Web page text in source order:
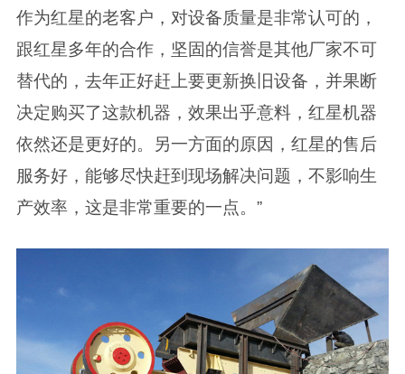
作为红星的老客户，对设备质量是非常认可的，
跟红星多年的合作，坚固的信誉是其他厂家不可
替代的，去年正好赶上要更新换旧设备，并果断
决定购买了这款机器，效果出乎意料，红星机器
依然还是更好的。另一方面的原因，红星的售后
服务好，能够尽快赶到现场解决问题，不影响生
产效率，这是非常重要的一点。”